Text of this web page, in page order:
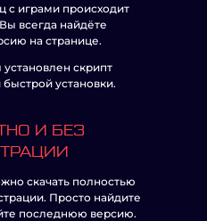
с играми происходит
всегда найдёте
на странице.
скрипт
установки.
И БЕЗ
скачать полностью
Просто найдите
последнюю версию.